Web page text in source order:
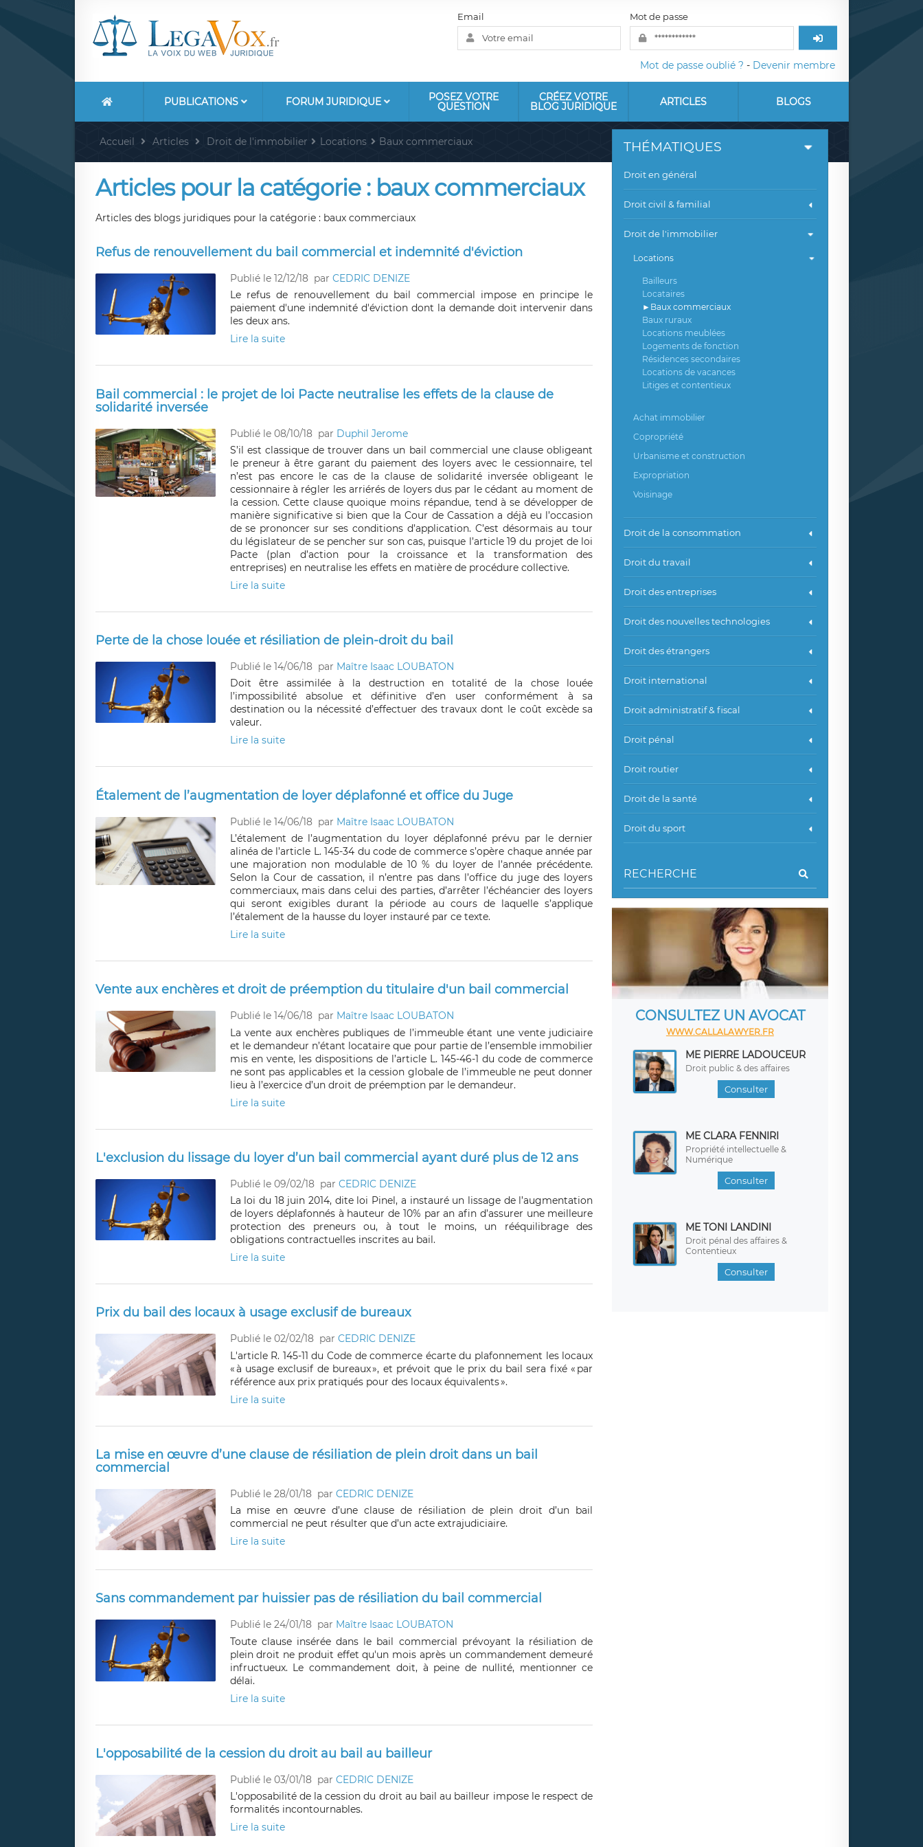
Email Mot de passe
Mot de passe oublié ? - Devenir membre
PUBLICATIONS FORUM JURIDIQUE POSEZ VOTRE
QUESTION
CRÉEZ VOTRE
BLOG JURIDIQUE ARTICLES BLOGS
Accueil Articles Droit de l'immobilier Locations Baux commerciaux
Articles pour la catégorie : baux commerciaux
Articles des blogs juridiques pour la catégorie : baux commerciaux
Refus de renouvellement du bail commercial et indemnité d'éviction
Publié le 12/12/18 par CEDRIC DENIZE
Le refus de renouvellement du bail commercial impose en principe le
paiement d'une indemnité d'éviction dont la demande doit intervenir dans
les deux ans.
Lire la suite
Bail commercial : le projet de loi Pacte neutralise les effets de la clause de
solidarité inversée
Publié le 08/10/18 par Duphil Jerome
S’il est classique de trouver dans un bail commercial une clause obligeant
le preneur à être garant du paiement des loyers avec le cessionnaire, tel
n’est pas encore le cas de la clause de solidarité inversée obligeant le
cessionnaire à régler les arriérés de loyers dus par le cédant au moment de
la cession. Cette clause quoique moins répandue, tend à se développer de
manière significative si bien que la Cour de Cassation a déjà eu l’occasion
de se prononcer sur ses conditions d’application. C’est désormais au tour
du législateur de se pencher sur son cas, puisque l’article 19 du projet de loi
Pacte (plan d’action pour la croissance et la transformation des
entreprises) en neutralise les effets en matière de procédure collective.
Lire la suite
Perte de la chose louée et résiliation de plein-droit du bail
Publié le 14/06/18 par Maître Isaac LOUBATON
Doit être assimilée à la destruction en totalité de la chose louée
l’impossibilité absolue et définitive d’en user conformément à sa
destination ou la nécessité d’effectuer des travaux dont le coût excède sa
valeur.
Lire la suite
Étalement de l’augmentation de loyer déplafonné et office du Juge
Publié le 14/06/18 par Maître Isaac LOUBATON
L’étalement de l’augmentation du loyer déplafonné prévu par le dernier
alinéa de l’article L. 145-34 du code de commerce s’opère chaque année par
une majoration non modulable de 10 % du loyer de l’année précédente.
Selon la Cour de cassation, il n’entre pas dans l’office du juge des loyers
commerciaux, mais dans celui des parties, d’arrêter l’échéancier des loyers
qui seront exigibles durant la période au cours de laquelle s’applique
l’étalement de la hausse du loyer instauré par ce texte.
Lire la suite
Vente aux enchères et droit de préemption du titulaire d'un bail commercial
Publié le 14/06/18 par Maître Isaac LOUBATON
La vente aux enchères publiques de l’immeuble étant une vente judiciaire
et le demandeur n’étant locataire que pour partie de l’ensemble immobilier
mis en vente, les dispositions de l’article L. 145-46-1 du code de commerce
ne sont pas applicables et la cession globale de l’immeuble ne peut donner
lieu à l’exercice d’un droit de préemption par le demandeur.
Lire la suite
L'exclusion du lissage du loyer d’un bail commercial ayant duré plus de 12 ans
Publié le 09/02/18 par CEDRIC DENIZE
La loi du 18 juin 2014, dite loi Pinel, a instauré un lissage de l’augmentation
de loyers déplafonnés à hauteur de 10% par an afin d’assurer une meilleure
protection des preneurs ou, à tout le moins, un rééquilibrage des
obligations contractuelles inscrites au bail.
Lire la suite
Prix du bail des locaux à usage exclusif de bureaux
Publié le 02/02/18 par CEDRIC DENIZE
L'article R. 145-11 du Code de commerce écarte du plafonnement les locaux
« à usage exclusif de bureaux », et prévoit que le prix du bail sera fixé « par
référence aux prix pratiqués pour des locaux équivalents ».
Lire la suite
La mise en œuvre d’une clause de résiliation de plein droit dans un bail
commercial
Publié le 28/01/18 par CEDRIC DENIZE
La mise en œuvre d’une clause de résiliation de plein droit d’un bail
commercial ne peut résulter que d’un acte extrajudiciaire.
Lire la suite
Sans commandement par huissier pas de résiliation du bail commercial
Publié le 24/01/18 par Maître Isaac LOUBATON
Toute clause insérée dans le bail commercial prévoyant la résiliation de
plein droit ne produit effet qu'un mois après un commandement demeuré
infructueux. Le commandement doit, à peine de nullité, mentionner ce
délai.
Lire la suite
L'opposabilité de la cession du droit au bail au bailleur
Publié le 03/01/18 par CEDRIC DENIZE
L'opposabilité de la cession du droit au bail au bailleur impose le respect de
formalités incontournables.
Lire la suite
THÉMATIQUES
Droit en général
Droit civil & familial
Droit de l'immobilier
Locations
Bailleurs
Locataires
Baux commerciaux
Baux ruraux
Locations meublées
Logements de fonction
Résidences secondaires
Locations de vacances
Litiges et contentieux
Achat immobilier
Copropriété
Urbanisme et construction
Expropriation
Voisinage
Droit de la consommation
Droit du travail
Droit des entreprises
Droit des nouvelles technologies
Droit des étrangers
Droit international
Droit administratif & fiscal
Droit pénal
Droit routier
Droit de la santé
Droit du sport
CONSULTEZ UN AVOCAT
WWW.CALLALAWYER.FR
ME PIERRE LADOUCEUR
Droit public & des affaires
Consulter
ME CLARA FENNIRI
Propriété intellectuelle &
Numérique
Consulter
ME TONI LANDINI
Droit pénal des affaires &
Contentieux
Consulter